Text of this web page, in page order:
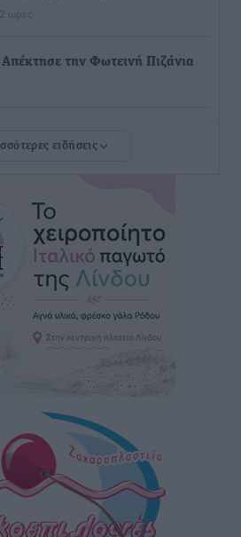
ώρες
την Φωτεινή Πιζάνια
πολλές νίκες μαζί»
από το Πανελλήνιο
ντεμαράζ
προετοιμασία και επιστροφή
ειδήσεις